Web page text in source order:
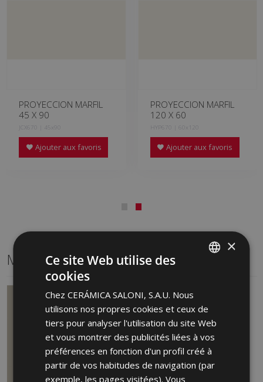
PROYECCION MARFIL
45 X 90
JCX670 | 45x90
Ajouter aux favoris
PROYECCION MARFIL
120 X 60
HYP670 | 60x120
Ajouter aux favoris
Même format
ENGLISH
GERMAN
PORTUGUESE
×
Ce site Web utilise des
cookies
Chez CERÁMICA SALONI, S.A.U. Nous
utilisons nos propres cookies et ceux de
tiers pour analyser l'utilisation du site Web
et vous montrer des publicités liées à vos
préférences en fonction d'un profil créé à
partir de vos habitudes de navigation (par
exemple, les pages visitées). Vous